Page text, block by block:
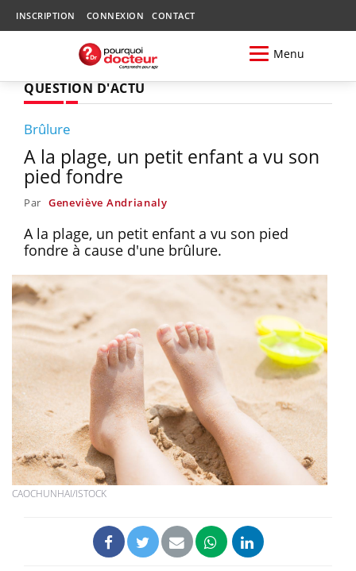
INSCRIPTION CONNEXION CONTACT
Menu
QUESTION D'ACTU
Brûlure
A la plage, un petit enfant a vu son
pied fondre
Par Geneviève Andrianaly
A la plage, un petit enfant a vu son pied
fondre à cause d'une brûlure.
CAOCHUNHAI/ISTOCK